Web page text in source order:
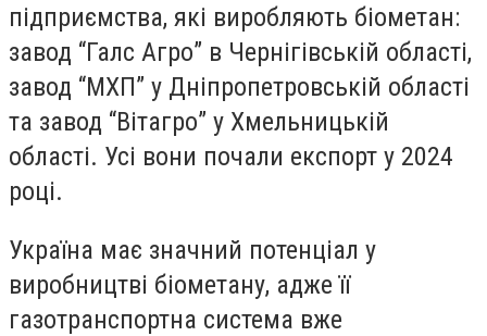
підприємства, які виробляють біометан:
завод “Галс Агро” в Чернігівській області,
завод “МХП” у Дніпропетровській області
та завод “Вітагро” у Хмельницькій
області. Усі вони почали експорт у 2024
році.
Україна має значний потенціал у
виробництві біометану, адже її
газотранспортна система вже